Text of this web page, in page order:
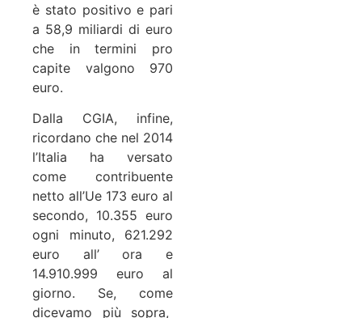
è stato positivo e pari
a 58,9 miliardi di euro
che in termini pro
capite valgono 970
euro.
Dalla CGIA, infine,
ricordano che nel 2014
l’Italia ha versato
come contribuente
netto all’Ue 173 euro al
secondo, 10.355 euro
ogni minuto, 621.292
euro all’ ora e
14.910.999 euro al
giorno. Se, come
dicevamo più sopra,